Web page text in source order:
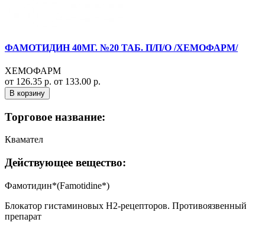
ФАМОТИДИН 40МГ. №20 ТАБ. П/П/О /ХЕМОФАРМ/
ХЕМОФАРМ
от 126.35 р. от 133.00 р.
В корзину
Торговое название:
Квамател
Действующее вещество:
Фамотидин*(Famotidine*)
Блокатор гистаминовых Н2-рецепторов. Противоязвенный
препарат